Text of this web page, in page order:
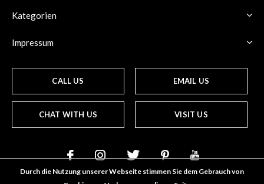
Kategorien
Impressum
CALL US EMAIL US
CHAT WITH US VISIT US
Durch die Nutzung unserer Webseite stimmen Sie dem Gebrauch von